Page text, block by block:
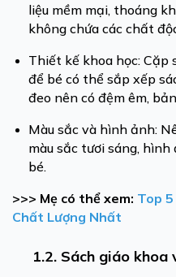
liệu mềm mại, thoáng
không chứa các chất
Thiết kế khoa học: Cặp
để bé có thể sắp xếp
đeo nên có đệm êm,
Màu sắc và hình ảnh:
màu sắc tươi sáng,
bé.
>>> Mẹ có thể xem: Top
Chất Lượng Nhất
1.2. Sách giáo khoa